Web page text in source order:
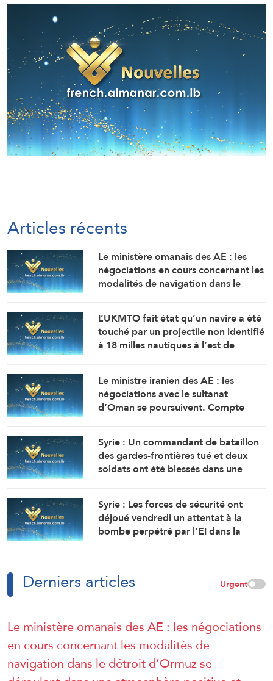
Articles récents
Le ministère omanais des AE : les
négociations en cours concernant les
modalités de navigation dans le
une atmosphère positive et
constructive.
L’UKMTO fait état qu’un navire a été
touché par un projectile non identifié
à 18 milles nautiques à l’est de
L’incendie y a été maîtrisé.
Le ministre iranien des AE : les
négociations avec le sultanat
d’Oman se poursuivent. Compte
travaux sont en cours pour définir
une voie maritime temporaire. Un
accord définitif est imminent.
Syrie : Un commandant de bataillon
des gardes-frontières tué et deux
soldats ont été blessés dans une
nord-ouest du pays.
Syrie : Les forces de sécurité ont
déjoué vendredi un attentat à la
bombe perpétré par l’EI dans la
Derniers articles Urgent
Le ministère omanais des AE : les négociations
en cours concernant les modalités de
navigation dans le détroit d’Ormuz se